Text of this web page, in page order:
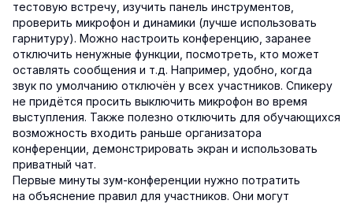
тестовую встречу, изучить панель инструментов,
проверить микрофон и динамики (лучше использовать
гарнитуру). Можно настроить конференцию, заранее
отключить ненужные функции, посмотреть, кто может
оставлять сообщения и т.д. Например, удобно, когда
звук по умолчанию отключён у всех участников. Спикеру
не придётся просить выключить микрофон во время
выступления. Также полезно отключить для обучающихся
возможность входить раньше организатора
конференции, демонстрировать экран и использовать
приватный чат.
Первые минуты зум-конференции нужно потратить
на объяснение правил для участников. Они могут